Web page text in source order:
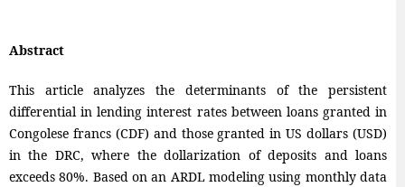
Abstract
This article analyzes the determinants of the persistent
differential in lending interest rates between loans granted in
Congolese francs (CDF) and those granted in US dollars (USD)
in the DRC, where the dollarization of deposits and loans
exceeds 80%. Based on an ARDL modeling using monthly data